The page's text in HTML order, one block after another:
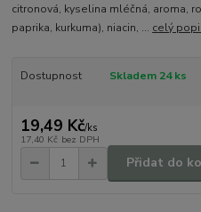
citronová, kyselina mléčná, aroma,
paprika, kurkuma), niacin, ... celý
Dostupnost Skladem 24 ks
19,49 Kč/ks
17,40 Kč bez DPH
Přidat do